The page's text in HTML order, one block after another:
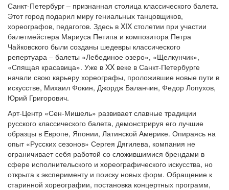
Санкт-Петербург – признанная столица классического балета.
Этот город подарил миру гениальных танцовщиков,
хореографов, педагогов. Здесь в XIX столетии при участии
балетмейстера Мариуса Петипа и композитора Петра
Чайковского были созданы шедевры классического
репертуара – балеты «Лебединое озеро», «Щелкунчик»,
«Спящая красавица». Уже в XX веке в Санкт-Петербурге
начали свою карьеру хореографы, проложившие новые пути в
искусстве, Михаил Фокин, Джордж Баланчин, Федор Лопухов,
Юрий Григорович.
Арт-Центр «Сен-Мишель» развивает славные традиции
русского классического балета, демонстрируя его лучшие
образцы в Европе, Японии, Латинской Америке. Опираясь на
опыт «Русских сезонов» Сергея Дягилева, компания не
ограничивает себя работой со сложившимися брендами в
сфере исполнительского и хореографического искусства, но
открыта к эксперименту и поиску новых форм. Обращение к
старинной хореографии, постановка концертных программ,